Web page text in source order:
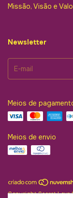
Missão, Visão e
Newsletter
Meios de
Meios de envio
Copyright Secret